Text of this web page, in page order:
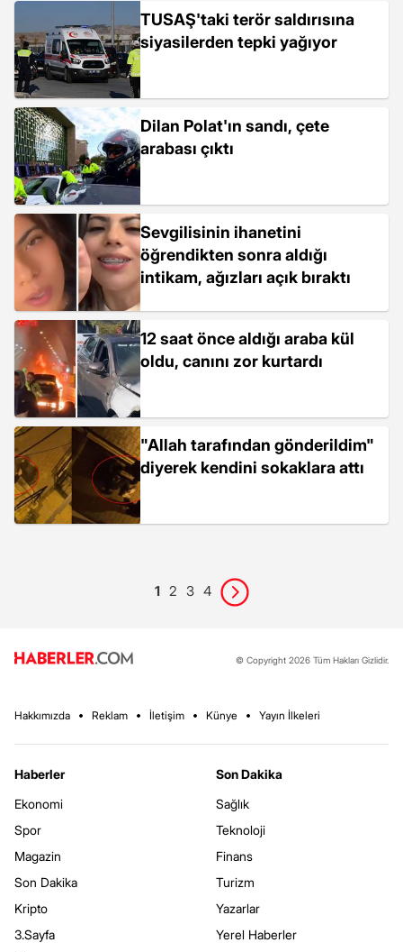
TUSAŞ'taki terör saldırısına
siyasilerden tepki yağıyor
Dilan Polat'ın sandı, çete
arabası çıktı
Sevgilisinin ihanetini
öğrendikten sonra aldığı
intikam, ağızları açık bıraktı
12 saat önce aldığı araba kül
oldu, canını zor kurtardı
"Allah tarafından gönderildim"
diyerek kendini sokaklara attı
1 2 3 4
© Copyright 2026 Tüm Hakları Gizlidir.
Hakkımızda Reklam İletişim Künye Yayın İlkeleri
Haberler
Ekonomi
Spor
Magazin
Son Dakika
Kripto
3.Sayfa
Son Dakika
Sağlık
Teknoloji
Finans
Turizm
Yazarlar
Yerel Haberler